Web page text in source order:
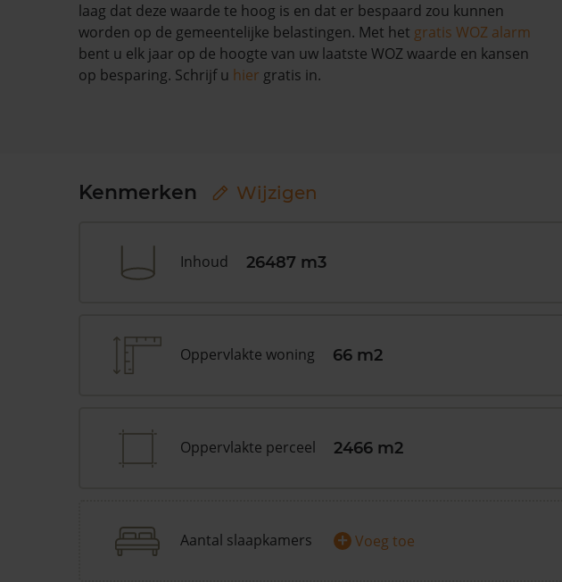
laag dat deze waarde te hoog is en dat er bespaard zou kunnen
worden op de gemeentelijke belastingen. Met het gratis WOZ alarm
bent u elk jaar op de hoogte van uw laatste WOZ waarde en kansen
op besparing. Schrijf u hier gratis in.
Kenmerken Wijzigen
Inhoud 26487 m3
Oppervlakte woning 66 m2
Oppervlakte perceel 2466 m2
Aantal slaapkamers + Voeg toe